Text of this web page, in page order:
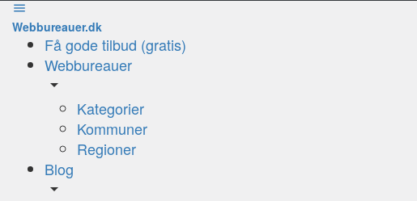
Webbureauer.dk
Få gode tilbud (gratis)
Webbureauer
Kategorier
Kommuner
Regioner
Blog